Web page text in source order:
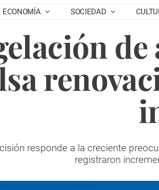
ECONOMÍA SOCIEDAD
responde a la creciente
registraron